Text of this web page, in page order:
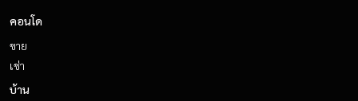
คอนโด
ขาย
เช่า
บ้าน